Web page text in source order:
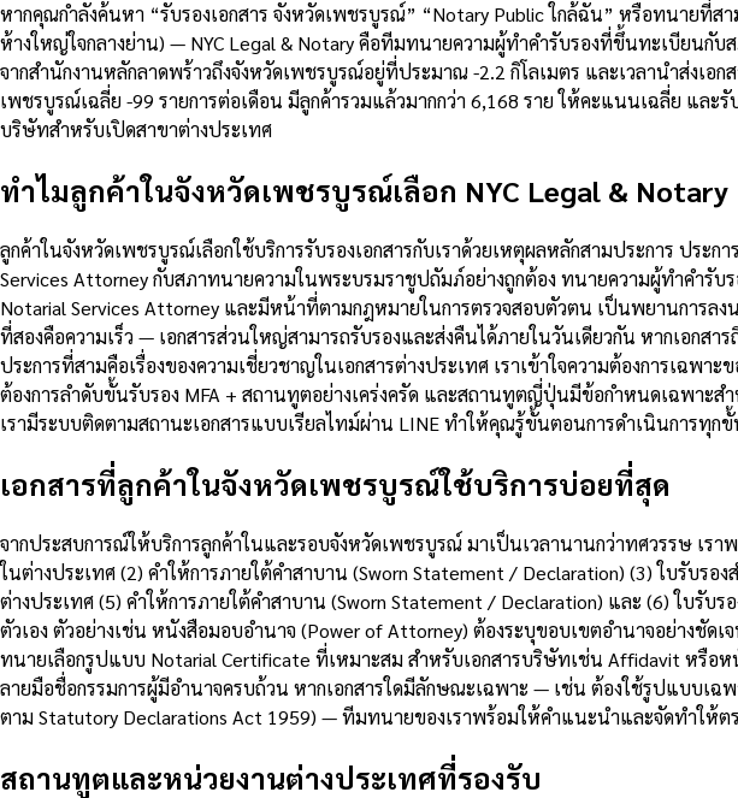
หากคุณกำลังค้นหา “รับรองเอกสาร จังหวัดเพชรบูรณ์” “Notary Public ใกล้ฉัน” หรือทนายที่
ห้างใหญ่ใจกลางย่าน) — NYC Legal & Notary คือทีมทนายความผู้ทำคำรับรองที่ขึ้นทะเบียนกั
จากสำนักงานหลักลาดพร้าวถึงจังหวัดเพชรบูรณ์อยู่ที่ประมาณ -2.2 กิโลเมตร และเวลานำส่งเอ
เพชรบูรณ์เฉลี่ย -99 รายการต่อเดือน มีลูกค้ารวมแล้วมากกว่า 6,168 ราย ให้คะแนนเฉลี่ย และ
บริษัทสำหรับเปิดสาขาต่างประเทศ
ทำไมลูกค้าในจังหวัดเพชรบูรณ์เลือก NYC Legal & Notary
ลูกค้าในจังหวัดเพชรบูรณ์เลือกใช้บริการรับรองเอกสารกับเราด้วยเหตุผลหลักสามประการ ปร
Services Attorney กับสภาทนายความในพระบรมราชูปถัมภ์อย่างถูกต้อง ทนายความผู้ทำคำรั
Notarial Services Attorney และมีหน้าที่ตามกฎหมายในการตรวจสอบตัวตน เป็นพยานการล
ที่สองคือความเร็ว — เอกสารส่วนใหญ่สามารถรับรองและส่งคืนได้ภายในวันเดียวกัน หากเอกสา
ประการที่สามคือเรื่องของความเชี่ยวชาญในเอกสารต่างประเทศ เราเข้าใจความต้องการเ
ต้องการลำดับขั้นรับรอง MFA + สถานทูตอย่างเคร่งครัด และสถานทูตญี่ปุ่นมีข้อกำหนดเฉพาะส
เรามีระบบติดตามสถานะเอกสารแบบเรียลไทม์ผ่าน LINE ทำให้คุณรู้ขั้นตอนการดำเนินการทุก
เอกสารที่ลูกค้าในจังหวัดเพชรบูรณ์ใช้บริการบ่อยที่สุด
จากประสบการณ์ให้บริการลูกค้าในและรอบจังหวัดเพชรบูรณ์ มาเป็นเวลานานกว่าทศวรรษ เ
ในต่างประเทศ (2) คำให้การภายใต้คำสาบาน (Sworn Statement / Declaration) (3) ใบรับ
ต่างประเทศ (5) คำให้การภายใต้คำสาบาน (Sworn Statement / Declaration) และ (6) ใบรั
ตัวเอง ตัวอย่างเช่น หนังสือมอบอำนาจ (Power of Attorney) ต้องระบุขอบเขตอำนาจอย่างชัด
ทนายเลือกรูปแบบ Notarial Certificate ที่เหมาะสม สำหรับเอกสารบริษัทเช่น Affidavit หรือ
ลายมือชื่อกรรมการผู้มีอำนาจครบถ้วน หากเอกสารใดมีลักษณะเฉพาะ — เช่น ต้องใช้รูปแบบเ
ตาม Statutory Declarations Act 1959) — ทีมทนายของเราพร้อมให้คำแนะนำและจัดทำให้
สถานทูตและหน่วยงานต่างประเทศที่รองรับ